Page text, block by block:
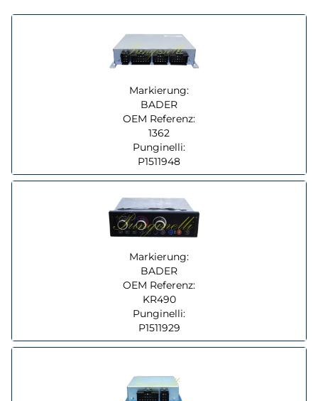
Markierung:
BADER
OEM Referenz:
1362
Punginelli:
P1511948
Markierung:
BADER
OEM Referenz:
KR490
Punginelli:
P1511929